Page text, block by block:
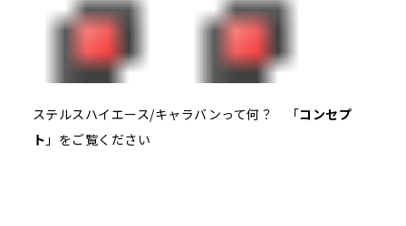
ステルスハイエース/キャラバンって何？ 「コンセプ
ト 」をご覧ください